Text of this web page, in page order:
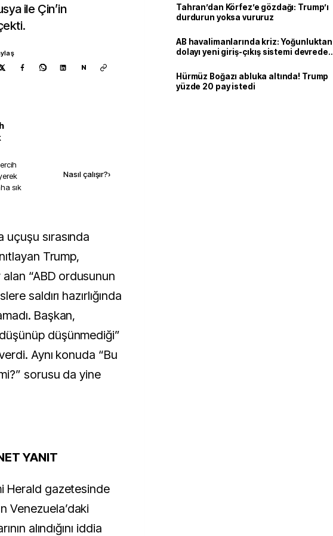
ile Çin’in
N
sık
Nasıl çalışır?›
Trump,
“ABD ordusunun
saldırı hazırlığında
Başkan,
düşünmediği”
Aynı konuda “Bu
sorusu da yine
YANIT
Herald gazetesinde
Venezuela’daki
alındığını iddia
Tahran’dan Körfez’e gözdağı: Trump’ı
durdurun yoksa vururuz
AB havalimanlarında kriz: Yoğunluktan
dolayı yeni giriş-çıkış sistemi devreden
Hürmüz Boğazı abluka altında! Trump
yüzde 20 pay istedi